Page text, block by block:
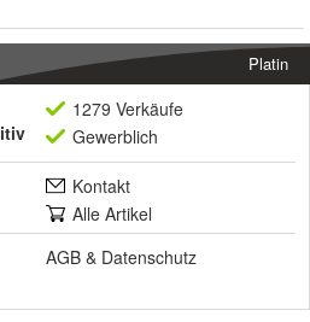
Platin
1279 Verkäufe
Gewerblich
Kontakt
Alle Artikel
AGB & Datenschutz